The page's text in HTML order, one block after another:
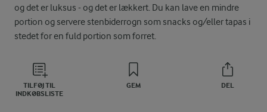
og det er luksus - og det er lækkert. Du kan lave en mindre
portion og servere stenbiderrogn som snacks og/eller tapas i
stedet for en fuld portion som forret.
TILFØJ TIL
INDKØBSLISTE
GEM DEL